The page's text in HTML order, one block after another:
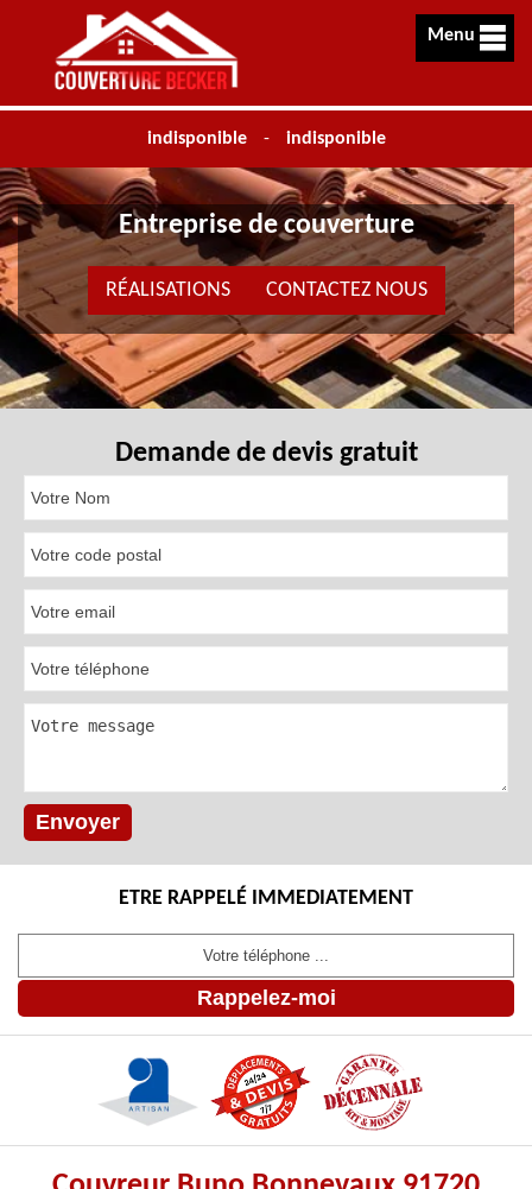
Menu
indisponible - indisponible
Entreprise de couverture
RÉALISATIONS CONTACTEZ NOUS
Demande de devis gratuit
ETRE RAPPELÉ IMMEDIATEMENT